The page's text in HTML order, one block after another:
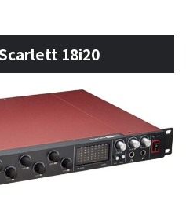
18i20